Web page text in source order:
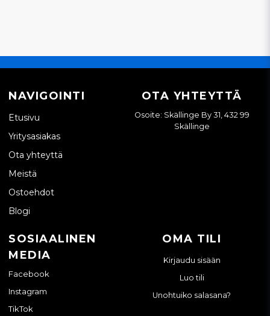
NAVIGOINTI
Etusivu
Yritysasiakas
Ota yhteyttä
Meistä
Ostoehdot
Blogi
OTA YHTEYTTÄ
Osoite: Skällinge By 31, 432 99
Skällinge
SOSIAALINEN
MEDIA
Facebook
Instagram
TikTok
OMA TILI
Kirjaudu sisään
Luo tili
Unohtuiko salasana?